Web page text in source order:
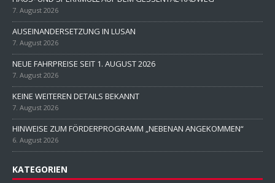
7. August 2026
AUSEINANDERSETZUNG IN LUSAN
7. August 2026
NEUE FAHRPREISE SEIT 1. AUGUST 2026
7. August 2026
KEINE WEITEREN DETAILS BEKANNT
7. August 2026
HINWEISE ZUM FÖRDERPROGRAMM „NEBENAN ANGEKOMMEN“
6. August 2026
KATEGORIEN